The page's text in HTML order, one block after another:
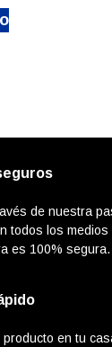
de nuestra
todos los medios
es 100% segura.
producto en tu